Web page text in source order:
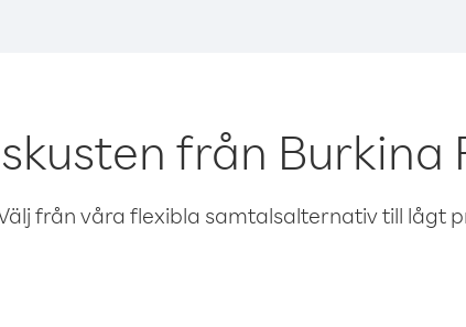
från Burkina
från våra flexibla samtalsalternativ till lågt